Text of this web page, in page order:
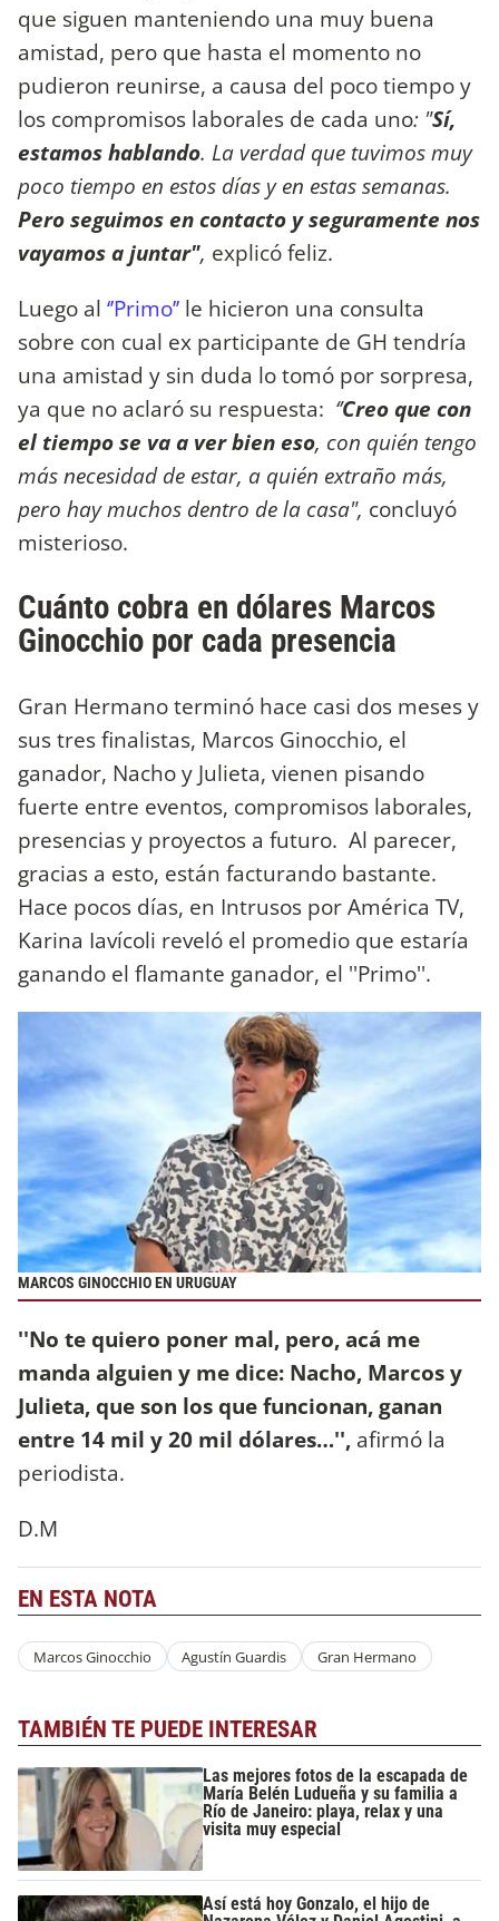
que siguen manteniendo una muy buena
amistad, pero que hasta el momento no
pudieron reunirse, a causa del poco tiempo y
los compromisos laborales de cada uno: "Sí,
estamos hablando. La verdad que tuvimos muy
poco tiempo en estos días y en estas semanas.
Pero seguimos en contacto y seguramente nos
vayamos a juntar", explicó feliz.
Luego al ‘’Primo’’ le hicieron una consulta
sobre con cual ex participante de GH tendría
una amistad y sin duda lo tomó por sorpresa,
ya que no aclaró su respuesta: ‘’Creo que con
el tiempo se va a ver bien eso, con quién tengo
más necesidad de estar, a quién extraño más,
pero hay muchos dentro de la casa", concluyó
misterioso.
Cuánto cobra en dólares Marcos
Ginocchio por cada presencia
Gran Hermano terminó hace casi dos meses y
sus tres finalistas, Marcos Ginocchio, el
ganador, Nacho y Julieta, vienen pisando
fuerte entre eventos, compromisos laborales,
presencias y proyectos a futuro. Al parecer,
gracias a esto, están facturando bastante.
Hace pocos días, en Intrusos por América TV,
Karina Iavícoli reveló el promedio que estaría
ganando el flamante ganador, el ''Primo''.
MARCOS GINOCCHIO EN URUGUAY
''No te quiero poner mal, pero, acá me
manda alguien y me dice: Nacho, Marcos y
Julieta, que son los que funcionan, ganan
entre 14 mil y 20 mil dólares…'', afirmó la
periodista.
D.M
EN ESTA NOTA
Marcos Ginocchio Agustín Guardis Gran Hermano
TAMBIÉN TE PUEDE INTERESAR
Las mejores fotos de la escapada de
María Belén Ludueña y su familia a
Río de Janeiro: playa, relax y una
visita muy especial
Así está hoy Gonzalo, el hijo de